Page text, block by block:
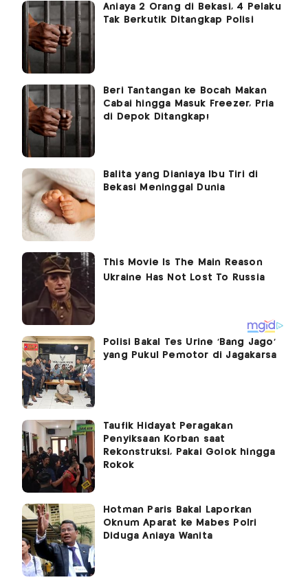
Aniaya 2 Orang di Bekasi, 4 Pelaku
Tak Berkutik Ditangkap Polisi
Beri Tantangan ke Bocah Makan
Cabai hingga Masuk Freezer, Pria
di Depok Ditangkap!
Balita yang Dianiaya Ibu Tiri di
Bekasi Meninggal Dunia
Polisi Bakal Tes Urine ‘Bang Jago’
yang Pukul Pemotor di Jagakarsa
Taufik Hidayat Peragakan
Penyiksaan Korban saat
Rekonstruksi, Pakai Golok hingga
Rokok
Hotman Paris Bakal Laporkan
Oknum Aparat ke Mabes Polri
Diduga Aniaya Wanita